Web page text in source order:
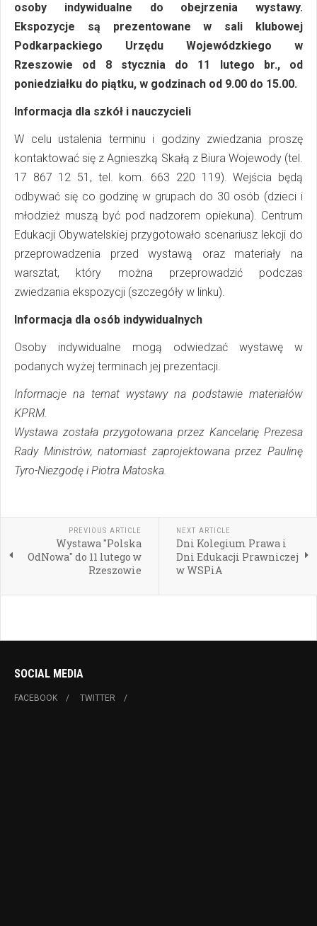
osoby indywidualne do obejrzenia wystawy.
Ekspozycje są prezentowane w sali klubowej
Podkarpackiego Urzędu Wojewódzkiego w
Rzeszowie od 8 stycznia do 11 lutego br., od
poniedziałku do piątku, w godzinach od 9.00 do 15.00.
Informacja dla szkół i nauczycieli
W celu ustalenia terminu i godziny zwiedzania proszę
kontaktować się z Agnieszką Skałą z Biura Wojewody (tel.
17 867 12 51, tel. kom. 663 220 119). Wejścia będą
odbywać się co godzinę w grupach do 30 osób (dzieci i
młodzież muszą być pod nadzorem opiekuna). Centrum
Edukacji Obywatelskiej przygotowało scenariusz lekcji do
przeprowadzenia przed wystawą oraz materiały na
warsztat, który można przeprowadzić podczas
zwiedzania ekspozycji (szczegóły w linku).
Informacja dla osób indywidualnych
Osoby indywidualne mogą odwiedzać wystawę w
podanych wyżej terminach jej prezentacji.
Informacje na temat wystawy na podstawie materiałów
KPRM.
Wystawa została przygotowana przez Kancelarię Prezesa
Rady Ministrów, natomiast zaprojektowana przez Paulinę
Tyro-Niezgodę i Piotra Matoska.
PREVIOUS ARTICLE
Wystawa "Polska
OdNowa" do 11 lutego w
Rzeszowie
NEXT ARTICLE
Dni Kolegium Prawa i
Dni Edukacji Prawniczej
w WSPiA
SOCIAL MEDIA
FACEBOOK TWITTER